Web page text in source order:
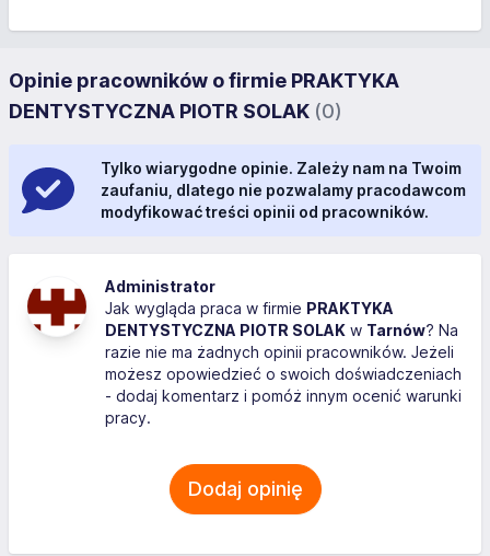
Opinie pracowników o firmie PRAKTYKA
DENTYSTYCZNA PIOTR SOLAK (0)
Tylko wiarygodne opinie. Zależy nam na Twoim
zaufaniu, dlatego nie pozwalamy pracodawcom
modyfikować treści opinii od pracowników.
Administrator
Jak wygląda praca w firmie PRAKTYKA
DENTYSTYCZNA PIOTR SOLAK w Tarnów? Na
razie nie ma żadnych opinii pracowników. Jeżeli
możesz opowiedzieć o swoich doświadczeniach
- dodaj komentarz i pomóż innym ocenić warunki
pracy.
Dodaj opinię